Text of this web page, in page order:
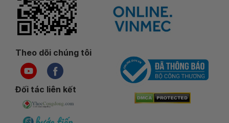
Theo dõi chúng tôi
Đối tác liên kết